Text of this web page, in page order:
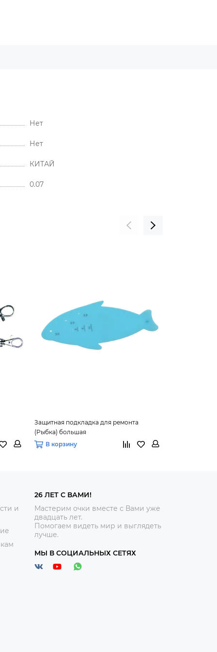
Нет
Нет
КИТАЙ
0.07
Защитная подкладка для ремонта
(Рыбка) большая
В корзину
и
26 ЛЕТ С ВАМИ!
Мастерим очки вместе с Вами уже
двадцать лет.
Помогаем видеть мир и выглядеть
лучше.
МЫ В СОЦИАЛЬНЫХ СЕТЯХ